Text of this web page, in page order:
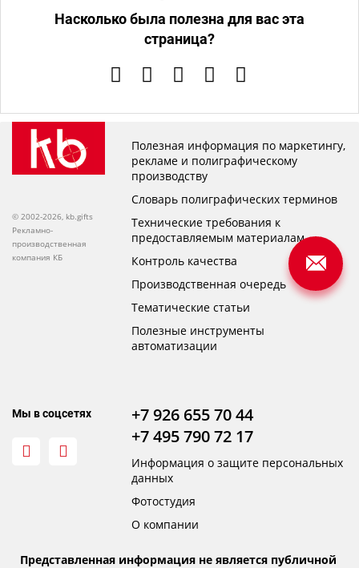
Насколько была полезна для вас эта
страница?
© 2002-2026, kb.gifts
Рекламно-
производственная
компания КБ
Полезная информация по маркетингу,
рекламе и полиграфическому
производству
Словарь полиграфических терминов
Технические требования к
предоставляемым материалам
Контроль качества
Производственная очередь
Тематические статьи
Полезные инструменты
автоматизации
Мы в соцсетях
+7 926 655 70 44
+7 495 790 72 17
Информация о защите персональных
данных
Фотостудия
О компании
Представленная информация не является публичной